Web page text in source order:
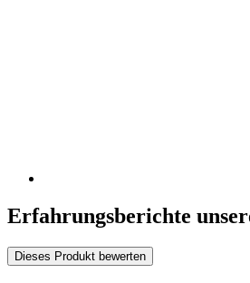
Erfahrungsberichte
Dieses Produkt bewerten